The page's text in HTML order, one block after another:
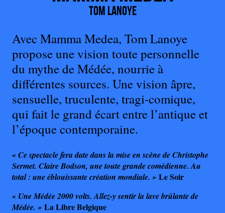
Tom Lanoye
Avec Mamma Medea, Tom Lanoye
propose une vision toute personnelle
du mythe de Médée, nourrie à
différentes sources. Une vision âpre,
sensuelle, truculente, tragi-comique,
qui fait le grand écart entre l’antique et
l’époque contemporaine.
« Ce spectacle fera date dans la mise en scène de Christophe
Sermet. Claire Bodson, une toute grande comédienne. Au
total : une éblouissante création mondiale. » Le Soir
« Une Médée 2000 volts. Allez-y sentir la lave brûlante de
Médée. » La Libre Belgique